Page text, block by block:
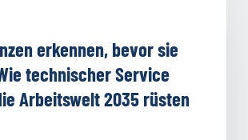
erkennen, bevor sie
technischer Service
Arbeitswelt 2035 rüsten